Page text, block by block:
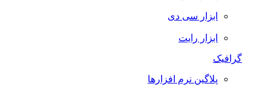
ابزار سی دی
ابزار رایت
گرافیک
پلاگین نرم افزارها